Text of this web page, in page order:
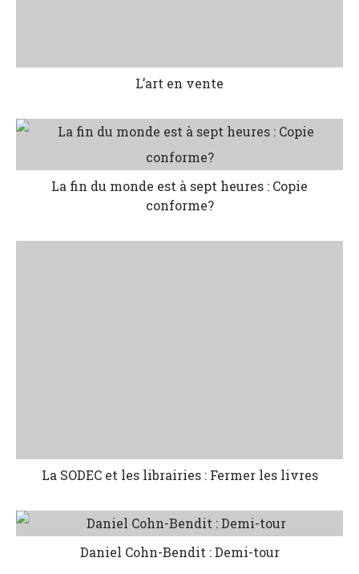
L’art en vente
La fin du monde est à sept heures : Copie
conforme?
La SODEC et les librairies : Fermer les livres
Daniel Cohn-Bendit : Demi-tour